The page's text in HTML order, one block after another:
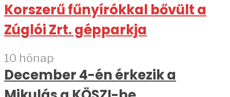
Korszerű fűnyírókkal bővült a
Zúglói Zrt. gépparkja
10 hónap
December 4-én érkezik a